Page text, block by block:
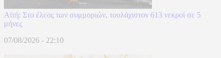
Αϊτή: Στο έλεος των συμμοριών, τουλάχιστον 613 νεκροί σε 5
μήνες
07/08/2026 - 22:10